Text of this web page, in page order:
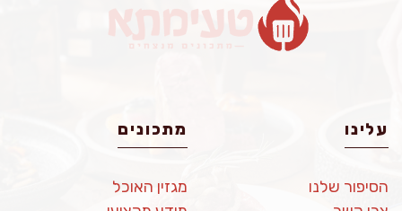
עלינו
הסיפור שלנו
מתכונים
מגזין האוכל